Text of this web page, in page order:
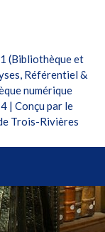
(Bibliothèque et
Référentiel &
numérique
| Conçu par le
Trois-Rivières